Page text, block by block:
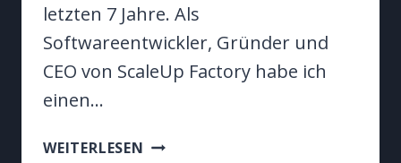
letzten 7 Jahre. Als
Softwareentwickler, Gründer und
CEO von ScaleUp Factory habe ich
einen…
WEITERLESEN INSOURCING